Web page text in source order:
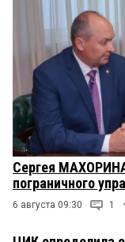
Сергея
пограничного
6 августа 09:30 1